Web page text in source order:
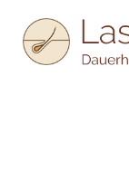
Inhalt
springen